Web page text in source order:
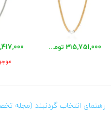
315,751,000 تومان
راهنمای انتخاب گردنبند (مجله